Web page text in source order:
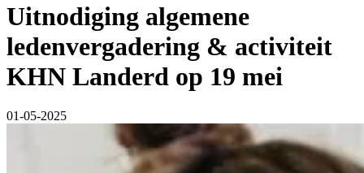
Uitnodiging algemene
ledenvergadering & activiteit
KHN Landerd op 19 mei
01-05-2025